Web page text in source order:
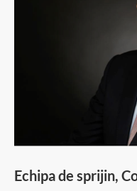
Echipa de sprijin,